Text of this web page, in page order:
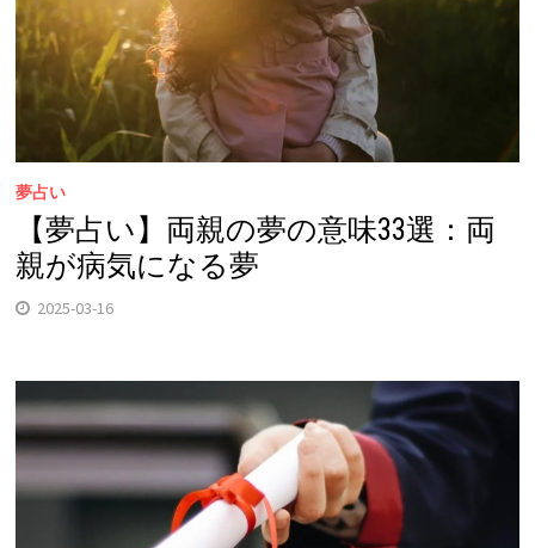
夢占い
【夢占い】両親の夢の意味33選：両
親が病気になる夢
2025-03-16